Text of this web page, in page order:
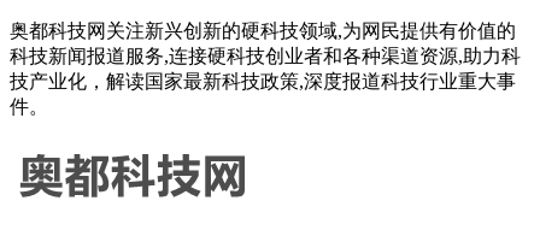
奥都科技网关注新兴创新的硬科技领域,为网民提供有价值的
科技新闻报道服务,连接硬科技创业者和各种渠道资源,助力科
技产业化，解读国家最新科技政策,深度报道科技行业重大事
件。